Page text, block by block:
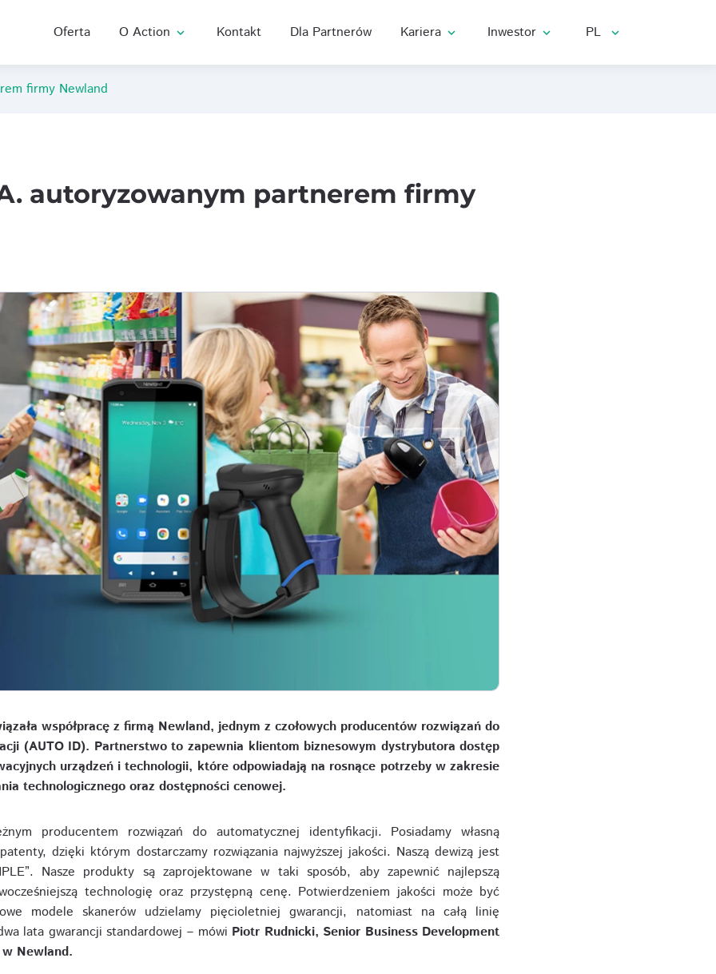
Oferta O Action expand_more Kontakt Dla Partnerów Kariera expand_more Inwestor expand_more PL expand_more
firmy Newland
autoryzowanym partnerem firmy
współpracę z firmą Newland, jednym z czołowych producentów rozwiązań do
(AUTO ID). Partnerstwo to zapewnia klientom biznesowym dystrybutora dostęp
urządzeń i technologii, które odpowiadają na rosnące potrzeby w zakresie
technologicznego oraz dostępności cenowej.
producentem rozwiązań do automatycznej identyfikacji. Posiadamy własną
dzięki którym dostarczamy rozwiązania najwyższej jakości. Naszą dewizą jest
Nasze produkty są zaprojektowane w taki sposób, aby zapewnić najlepszą
technologię oraz przystępną cenę. Potwierdzeniem jakości może być
modele skanerów udzielamy pięcioletniej gwarancji, natomiast na całą linię
lata gwarancji standardowej – mówi Piotr Rudnicki, Senior Business Development
Newland.